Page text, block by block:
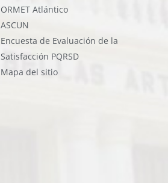
ORMET Atlántico
ASCUN
Encuesta de Evaluación de la
Satisfacción PQRSD
Mapa del sitio